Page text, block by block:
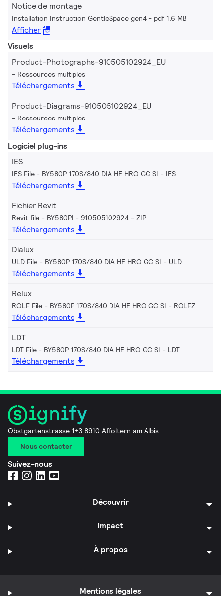
Notice de montage
Installation Instruction GentleSpace gen4 pdf 1.6 MB
Afficher
Visuels
Product-Photographs-910505102924_EU
Ressources multiples
Téléchargements
Product-Diagrams-910505102924_EU
Ressources multiples
Téléchargements
Logiciel plug-ins
IES
IES File - BY580P 170S/840 DIA HE HRO GC SI IES
Téléchargements
Fichier Revit
Revit file - BY580PI - 910505102924 ZIP
Téléchargements
Dialux
ULD File - BY580P 170S/840 DIA HE HRO GC SI ULD
Téléchargements
Relux
ROLF File - BY580P 170S/840 DIA HE HRO GC SI ROLFZ
Téléchargements
LDT
LDT File - BY580P 170S/840 DIA HE HRO GC SI LDT
Téléchargements
Obstgartenstrasse 1+3 8910 Affoltern am Albis
Nous contacter
Suivez-nous
Découvrir
Impact
À propos
Mentions légales